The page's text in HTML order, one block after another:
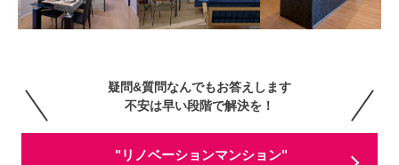
疑問&質問なんでもお答えします
不安は早い段階で解決を！
"リノベーションマンション"